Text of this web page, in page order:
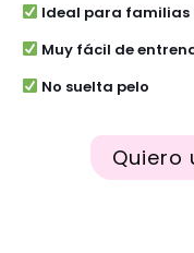
Ideal para familias
Muy fácil de
No suelta pelo
Quiero